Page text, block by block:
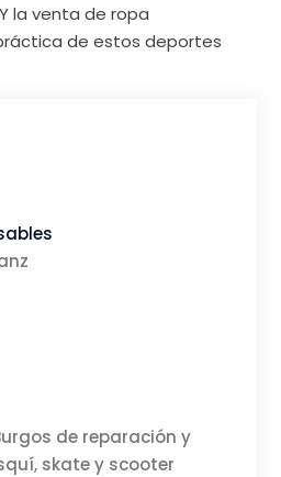
la venta de ropa
de estos deportes
de reparación y
skate y scooter